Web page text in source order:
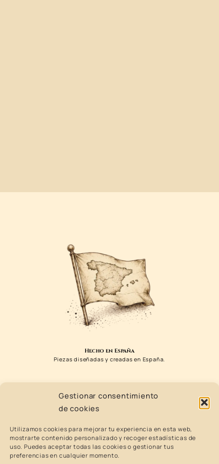
Gestionar consentimiento
de cookies
Utilizamos cookies para mejorar tu experiencia en esta web,
mostrarte contenido personalizado y recoger estadísticas de
uso. Puedes aceptar todas las cookies o gestionar tus
preferencias en cualquier momento.
Hecho en España
Piezas diseñadas y creadas en España.